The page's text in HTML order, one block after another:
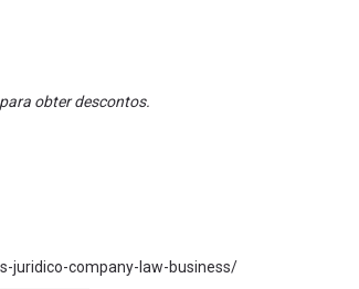
obter descontos.
juridico-company-law-business/